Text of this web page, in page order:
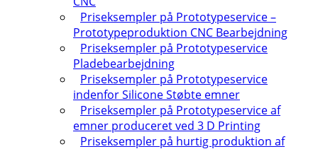
Priseksempler på Prototypeservice –
Prototypeproduktion CNC Bearbejdning
Priseksempler på Prototypeservice
Pladebearbejdning
Priseksempler på Prototypeservice
indenfor Silicone Støbte emner
Priseksempler på Prototypeservice af
emner produceret ved 3 D Printing
Priseksempler på hurtig produktion af